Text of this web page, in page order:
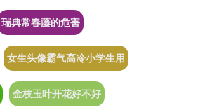
瑞典常春藤的危害
女生头像霸气高冷小学生用
金枝玉叶开花好不好